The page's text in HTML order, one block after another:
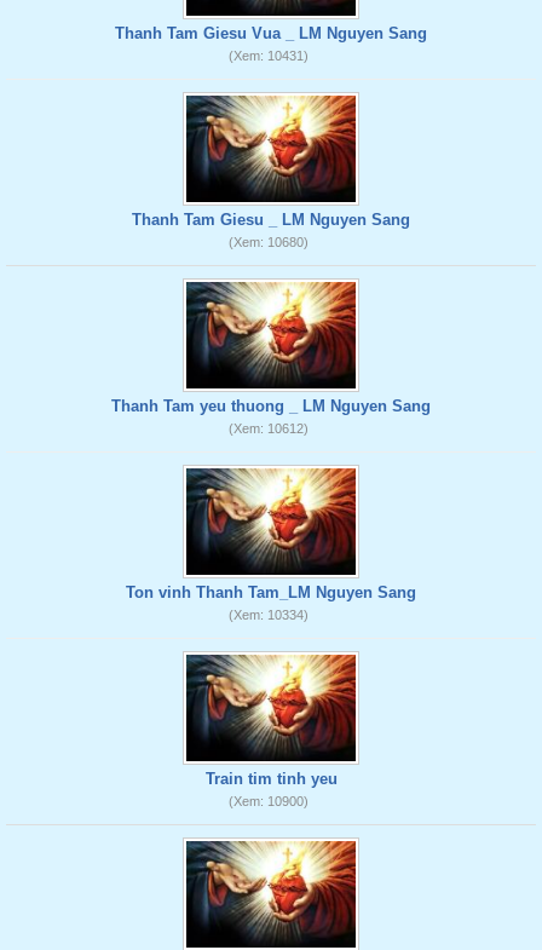
Thanh Tam Giesu Vua _ LM Nguyen Sang
(Xem: 10431)
Thanh Tam Giesu _ LM Nguyen Sang
(Xem: 10680)
Thanh Tam yeu thuong _ LM Nguyen Sang
(Xem: 10612)
Ton vinh Thanh Tam_LM Nguyen Sang
(Xem: 10334)
Train tim tinh yeu
(Xem: 10900)